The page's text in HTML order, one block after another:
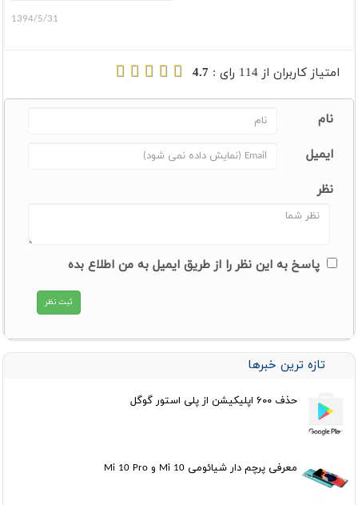
1394/5/31
امتیاز کاربران از 114 رای : 4.7
نام
ایمیل
نظر
پاسخ به این نظر را از طریق ایمیل به من اطلاع بده
تازه ترین خبرها
حذف ۶۰۰ اپلیکیشن از پلی استور گوگل
معرفی پرچم دار شیائومی Mi 10 و Mi 10 Pro